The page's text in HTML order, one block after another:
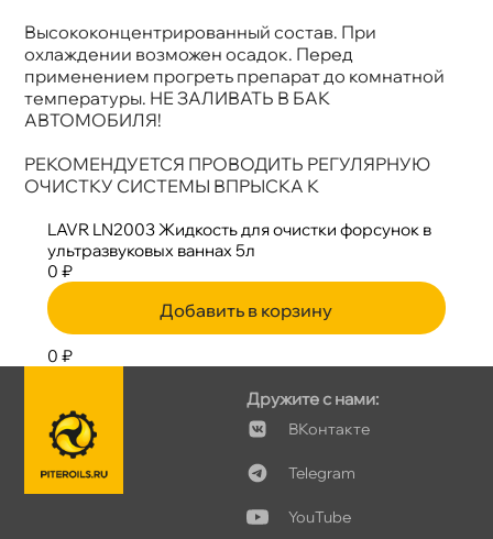
ысококонцентрированный состав. При
охлаждении возможен осадок. Перед
применением прогреть препарат до комнатной
температуры. НЕ ЗАЛИВАТЬ В БАК
АВТОМОБИЛЯ!
РЕКОМЕНДУЕТСЯ ПРОВОДИТЬ РЕГУЛЯРНУЮ
ОЧИСТКУ СИСТЕМЫ ВПРЫСКА К
LAVR LN2003 Жидкость для очистки форсунок
ультразвуковых ваннах 5л
0 ₽
Добавить в корзину
0 ₽
Дружите с нами:
Контакте
Telegram
YouTube